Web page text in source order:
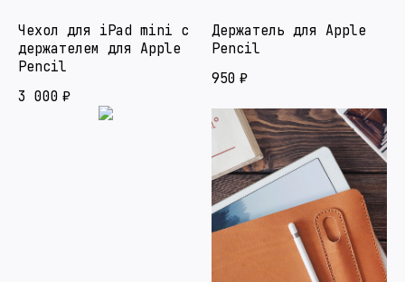
Чехол для iPad mini с
держателем для Apple
Pencil
3 000 ₽
Держатель для Apple
Pencil
950 ₽